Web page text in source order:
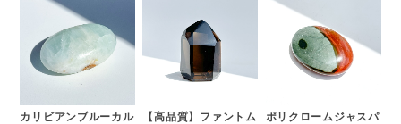
カリビアンブルーカル
【高品質】ファントム
ポリクロームジャスパ